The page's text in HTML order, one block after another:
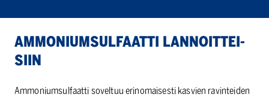
AMMONIUMSUL­FAATTI LANNOITTEI­
SIIN
Ammoniumsulfaatti soveltuu erinomaisesti kasvien ravinteiden